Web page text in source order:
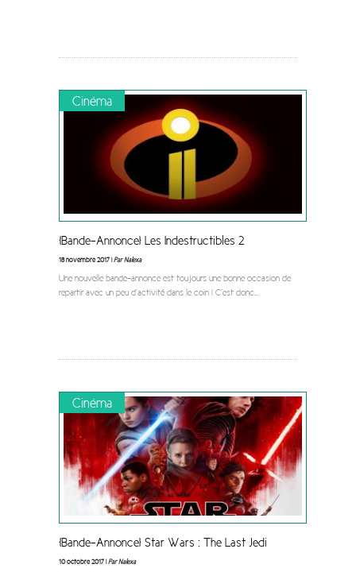
Cinéma
[Bande-Annonce] Les Indestructibles 2
18 novembre 2017 |Par Nalexa
Une nouvelle bande-annonce est toujours une bonne occasion de
repartir avec un peu d’activité dans le coin ! C’est donc...
Cinéma
[Bande-Annonce] Star Wars : The Last Jedi
10 octobre 2017 |Par Nalexa